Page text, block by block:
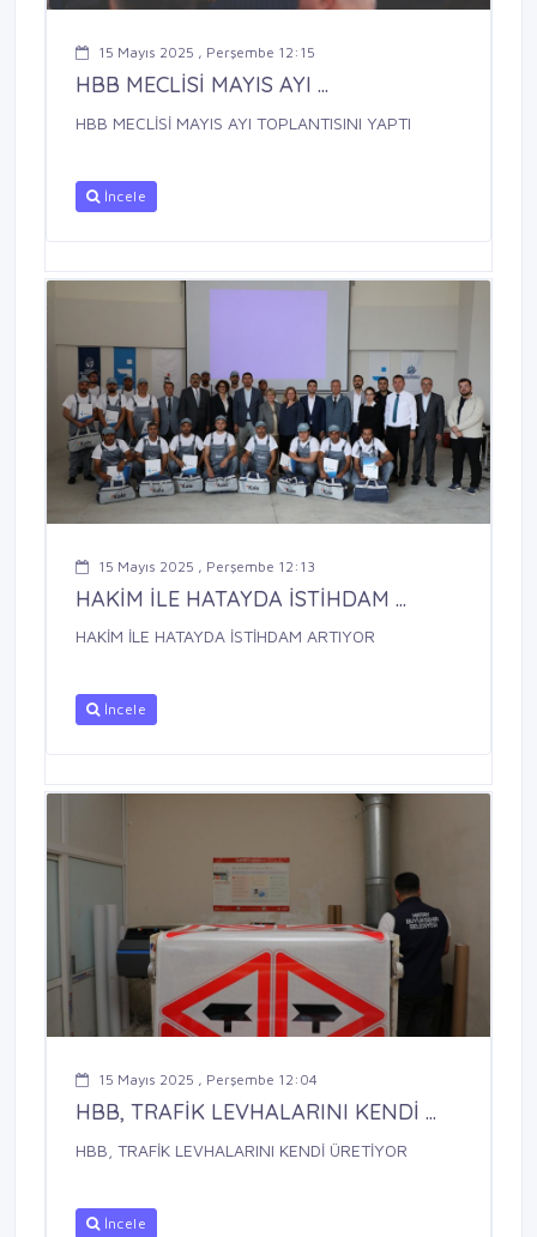
15 Mayıs 2025 , Perşembe 12:15
HBB MECLİSİ MAYIS AYI ...
HBB MECLİSİ MAYIS AYI TOPLANTISINI YAPTI
İncele
15 Mayıs 2025 , Perşembe 12:13
HAKİM İLE HATAYDA İSTİHDAM ...
HAKİM İLE HATAYDA İSTİHDAM ARTIYOR
İncele
15 Mayıs 2025 , Perşembe 12:04
HBB, TRAFİK LEVHALARINI KENDİ ...
HBB, TRAFİK LEVHALARINI KENDİ ÜRETİYOR
İncele